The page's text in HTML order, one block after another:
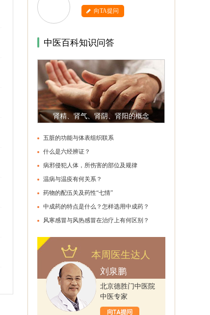
向TA提问
中医百科知识问答
肾精、肾气、肾阴、肾阳的概念
五脏的功能与体表组织联系
什么是六经辨证？
病邪侵犯人体，所伤害的部位及规律
温病与温疫有何关系？
药物的配伍关及药性“七情”
中成药的特点是什么？怎样选用中成药？
些？
风寒感冒与风热感冒在治疗上有何区别？
本周医生达人
刘泉鹏
北京德胜门中医院
中医专家